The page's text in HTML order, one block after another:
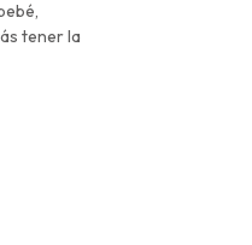
tener la